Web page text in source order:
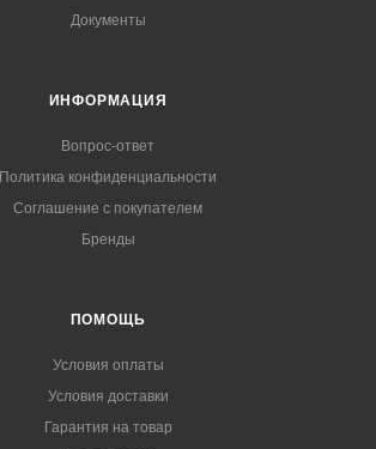
Документы
ИНФОРМАЦИЯ
Вопрос-ответ
Политика конфиденциальности
Соглашение с покупателем
Бренды
ПОМОЩЬ
Условия оплаты
Условия доставки
Гарантия на товар